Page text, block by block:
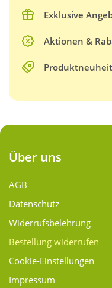
Exklusive
Aktionen &
Über uns
AGB
Datenschutz
Widerrufsbelehrung
Bestellung widerrufen
Cookie-Einstellungen
Impressum